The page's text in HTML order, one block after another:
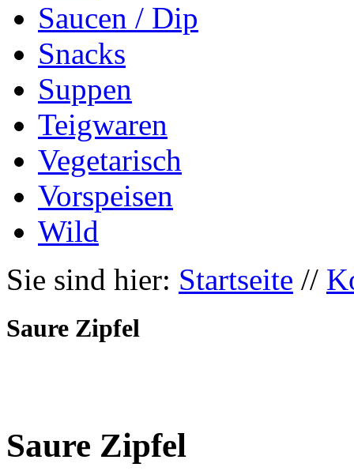
Saucen / Dip
Snacks
Suppen
Teigwaren
Vegetarisch
Vorspeisen
Wild
Sie sind hier: Startseite //
Saure Zipfel
Saure Zipfel